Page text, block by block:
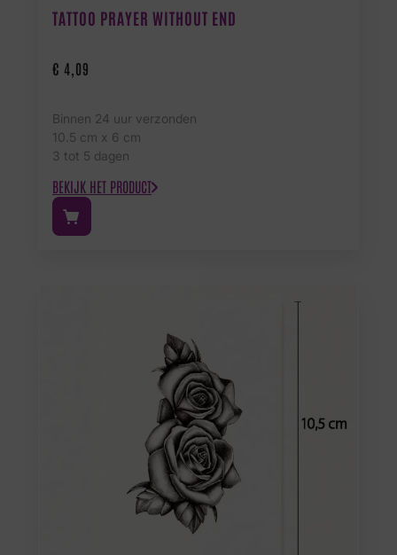
TATTOO PRAYER WITHOUT END
€ 4,09
Binnen 24 uur verzonden
10.5 cm x 6 cm
3 tot 5 dagen
BEKIJK HET PRODUCT